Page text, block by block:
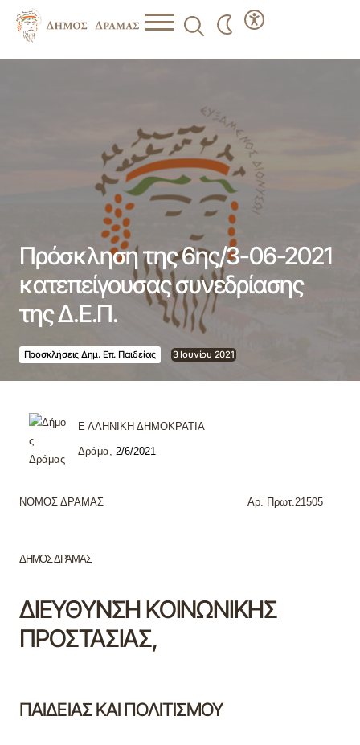
Πρόσκληση της 6ης/3-06-2021
κατεπείγουσας συνεδρίασης
της Δ.Ε.Π.
Προσκλήσεις Δημ. Επ. Παιδείας 3 Ιουνίου 2021
Ε ΛΛΗΝΙΚΗ ΔΗΜΟΚΡΑΤΙΑ
Δράμα, 2/6/2021
ΝΟΜΟΣ ΔΡΑΜΑΣ Αρ. Πρωτ.21505
ΔΗΜΟΣ ΔΡΑΜΑΣ
ΔΙΕΥΘΥΝΣΗ ΚΟΙΝΩΝΙΚΗΣ
ΠΡΟΣΤΑΣΙΑΣ,
ΠΑΙΔΕΙΑΣ ΚΑΙ ΠΟΛΙΤΙΣΜΟΥ